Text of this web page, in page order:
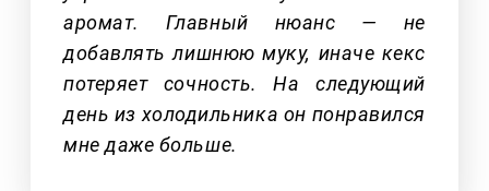
аромат. Главный нюанс — не
добавлять лишнюю муку, иначе кекс
потеряет сочность. На следующий
день из холодильника он понравился
мне даже больше.